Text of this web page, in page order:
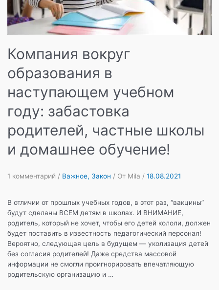
Компания вокруг
образования в
наступающем учебном
году: забастовка
родителей, частные школы
и домашнее обучение!
1 комментарий / Важное, Закон / От Mila / 18.08.2021
В отличии от прошлых учебных годов, в этот раз, “вакцины”
будут сделаны ВСЕМ детям в школах. И ВНИМАНИЕ,
родитель, который не хочет, чтобы его детей кололи, должен
будет поставить в известность педагогический персонал!
Вероятно, следующая цель в будущем — уколизация детей
без согласия родителей! Даже средства массовой
информации не смогли проигнорировать впечатляющую
родительскую организацию и …